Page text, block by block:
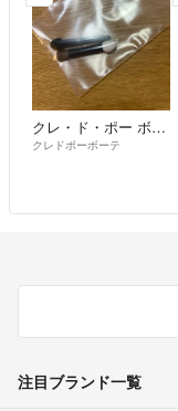
クレ・ド・ポー ボーテ
クレドポーボーテ
注目ブランド一覧